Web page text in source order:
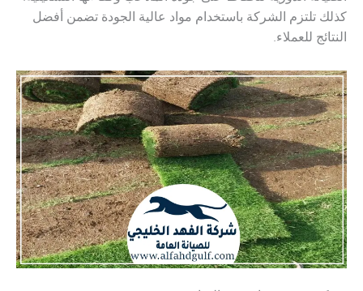
كذلك تلتزم الشركة باستخدام مواد عالية الجودة تضمن أفضل
النتائج للعملاء.